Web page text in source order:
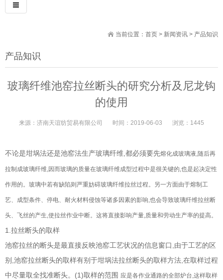
当前位置： 首页 > 新闻资讯 > 产品知识
产品知识
玻璃纤维池窑拉丝断头的研究分析及尼龙钩
的使用
来源： 济南天谊纺贸易有限公司 时间： 2019-06-03 浏览： 1445
不论是坩埚法还是池窑法生产玻璃纤维,都必须要先熔化成玻璃液,随后再
拉制成玻璃纤维,因而玻璃的质量在玻璃纤维成型过程中是很关键的,也是起决定性
作用的。玻璃中若有缺陷则严重妨碍玻璃纤维拉丝过程。另一方面由于熔制工
艺、成型条件、停电、耐火材料侵蚀等诸多因素的影响,也会导致玻璃纤维拉丝断
头、飞丝的产生,使拉丝作业中断。这将直接影响产量,质量和劳动生产率的提高。
1.拉丝断头的取样
池窑拉丝的断头是最直接反映池窑工艺状况的信息窗口,由于工艺的区
别,池窑拉丝断头的取样有别于坩埚法拉丝断头的取样方法,在取样过程
中尽量取全找准断头。(1)取样的范围 应是各作业通路的全部炉台,这样取样